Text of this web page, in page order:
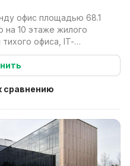
офис площадью 68.1
10 этаже жилого
офиса, IT-
сравнению